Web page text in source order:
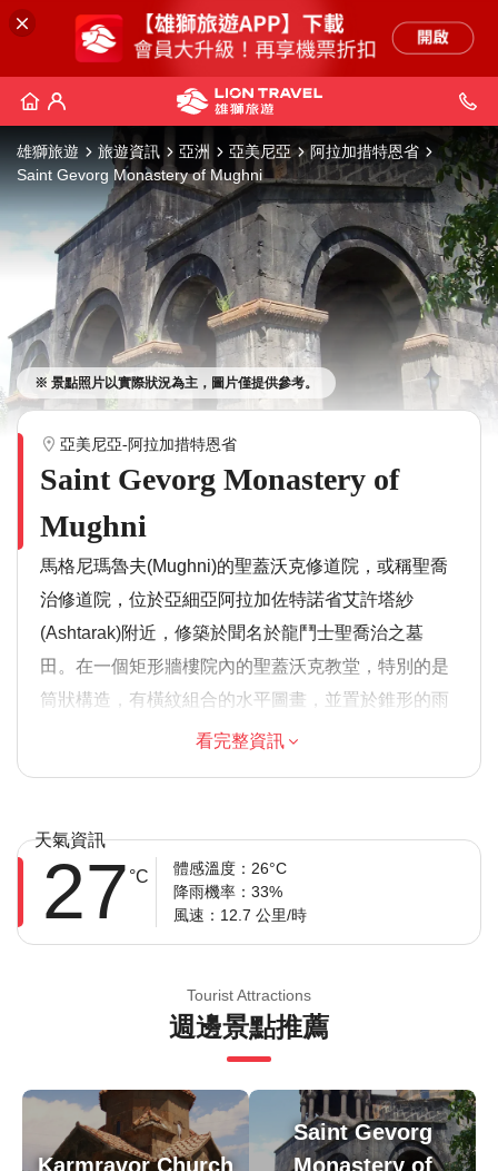
雄獅旅遊 旅遊資訊 亞洲 亞美尼亞
阿拉加措特恩省
Saint Gevorg Monastery of Mughni
※ 景點照片以實際狀況為主，圖片僅提供參考。
亞美尼亞-阿拉加措特恩省
Saint Gevorg Monastery of
Mughni
馬格尼瑪魯夫(Mughni)的聖蓋沃克修道院，或稱聖喬
治修道院，位於亞細亞阿拉加佐特諾省艾許塔紗
(Ashtarak)附近，修築於聞名於龍鬥士聖喬治之墓
田。在一個矩形牆樓院內的聖蓋沃克教堂，特別的是
筒狀構造，有橫紋組合的水平圖畫，並置於錐形的雨
帽上方。前立面以三個拱型門廊組合，每側有一個門
及門框。另於前立面右側邊亦有一個精緻的門框，修
築物多以深灰及杏色石材砌築，特別以門框，筒，立
面尖峰，和拱型門廊內的矩形柱子的頂柱位有雙色石
材為襯託。內部洗禮壇和右側聖喬治之墓有許多宗教
有作品出現，以綠大理石片及磨蝕的表面上蓋，似乎
來自耶路撒冷。六世紀曾設有修築物聚合聖喬治的遺
骨，但後來被聖蓋沃克教堂所取代。
溫馨提示
由於遊覽的歷史重點，建議成人參加，但歡迎家庭
看完整資訊
天氣資訊
27 °C
體感溫度：26°C
降雨機率：33%
風速：12.7 公里/時
Tourist Attractions
週邊景點推薦
Karmravor Church
Saint Gevorg
Monastery of